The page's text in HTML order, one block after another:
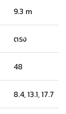
9.3 m
ตรง
48
8.4, 13.1, 17.7